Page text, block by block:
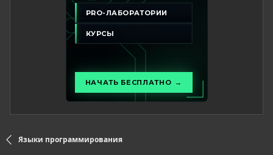
Языки программирования